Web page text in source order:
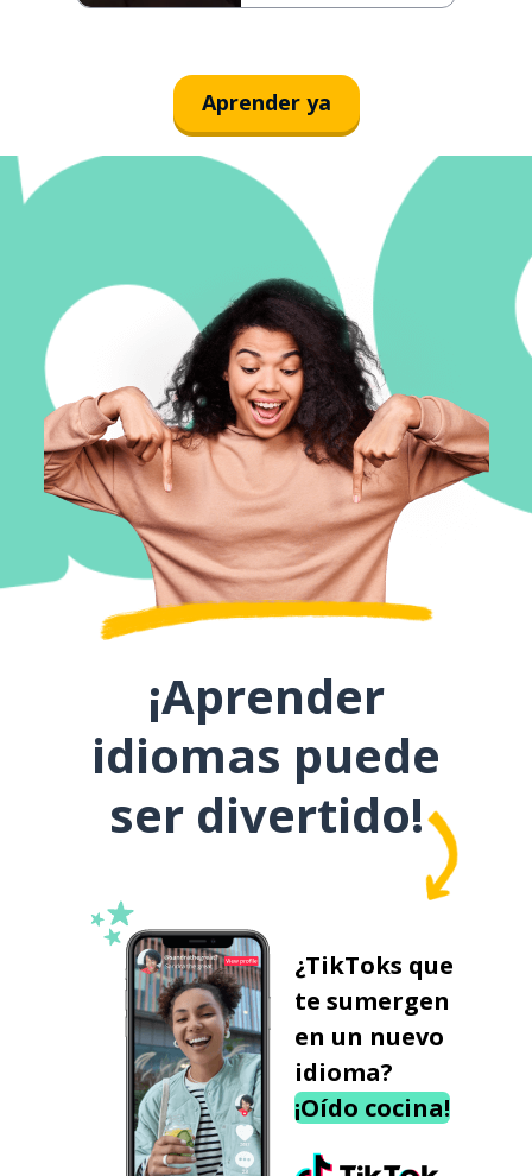
Aprender ya
¡Aprender
idiomas puede
ser divertido!
¿TikToks que
te sumergen
en un nuevo
idioma?
¡Oído cocina!